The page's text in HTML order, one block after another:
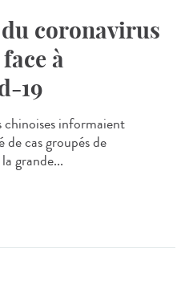
coronavirus
à
19
chinoises informaient
de cas groupés de
grande...